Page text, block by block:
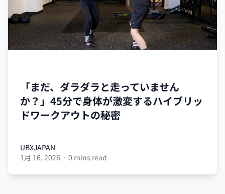
「まだ、ダラダラと走っていません
か？」45分で身体が激変するハイブリッ
ドワークアウトの秘密
UBXJAPAN
UBXJAPAN
1月 16, 2026 · 0 mins read